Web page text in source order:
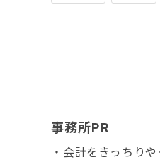
事務所PR
・会計をきっちり